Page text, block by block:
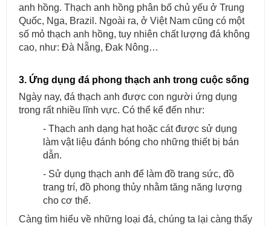
anh hồng. Thạch anh hồng phân bố chủ yếu ở Trung
Quốc, Nga, Brazil. Ngoài ra, ở Việt Nam cũng có một
số mỏ thạch anh hồng, tuy nhiên chất lượng đá không
cao, như: Đà Nẵng, Đak Nông…
3. Ứng dụng đá phong thạch anh trong cuộc sống
Ngày nay, đá thạch anh được con người ứng dụng
trong rất nhiều lĩnh vực. Có thể kể đến như:
- Thạch anh dạng hạt hoặc cát được sử dụng
làm vật liệu đánh bóng cho những thiết bị bán
dẫn.
- Sử dụng thạch anh để làm đồ trang sức, đồ
trang trí, đồ phong thủy nhằm tăng năng lượng
cho cơ thể.
Càng tìm hiểu về những loại đá, chúng ta lại càng thấy